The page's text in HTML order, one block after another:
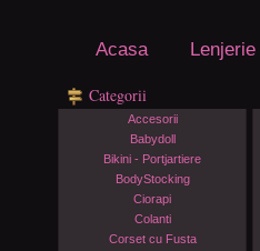
Acasa Lenjerie
Categorii
Accesorii
Babydoll
Bikini - Portjartiere
BodyStocking
Ciorapi
Colanti
Corset cu Fusta